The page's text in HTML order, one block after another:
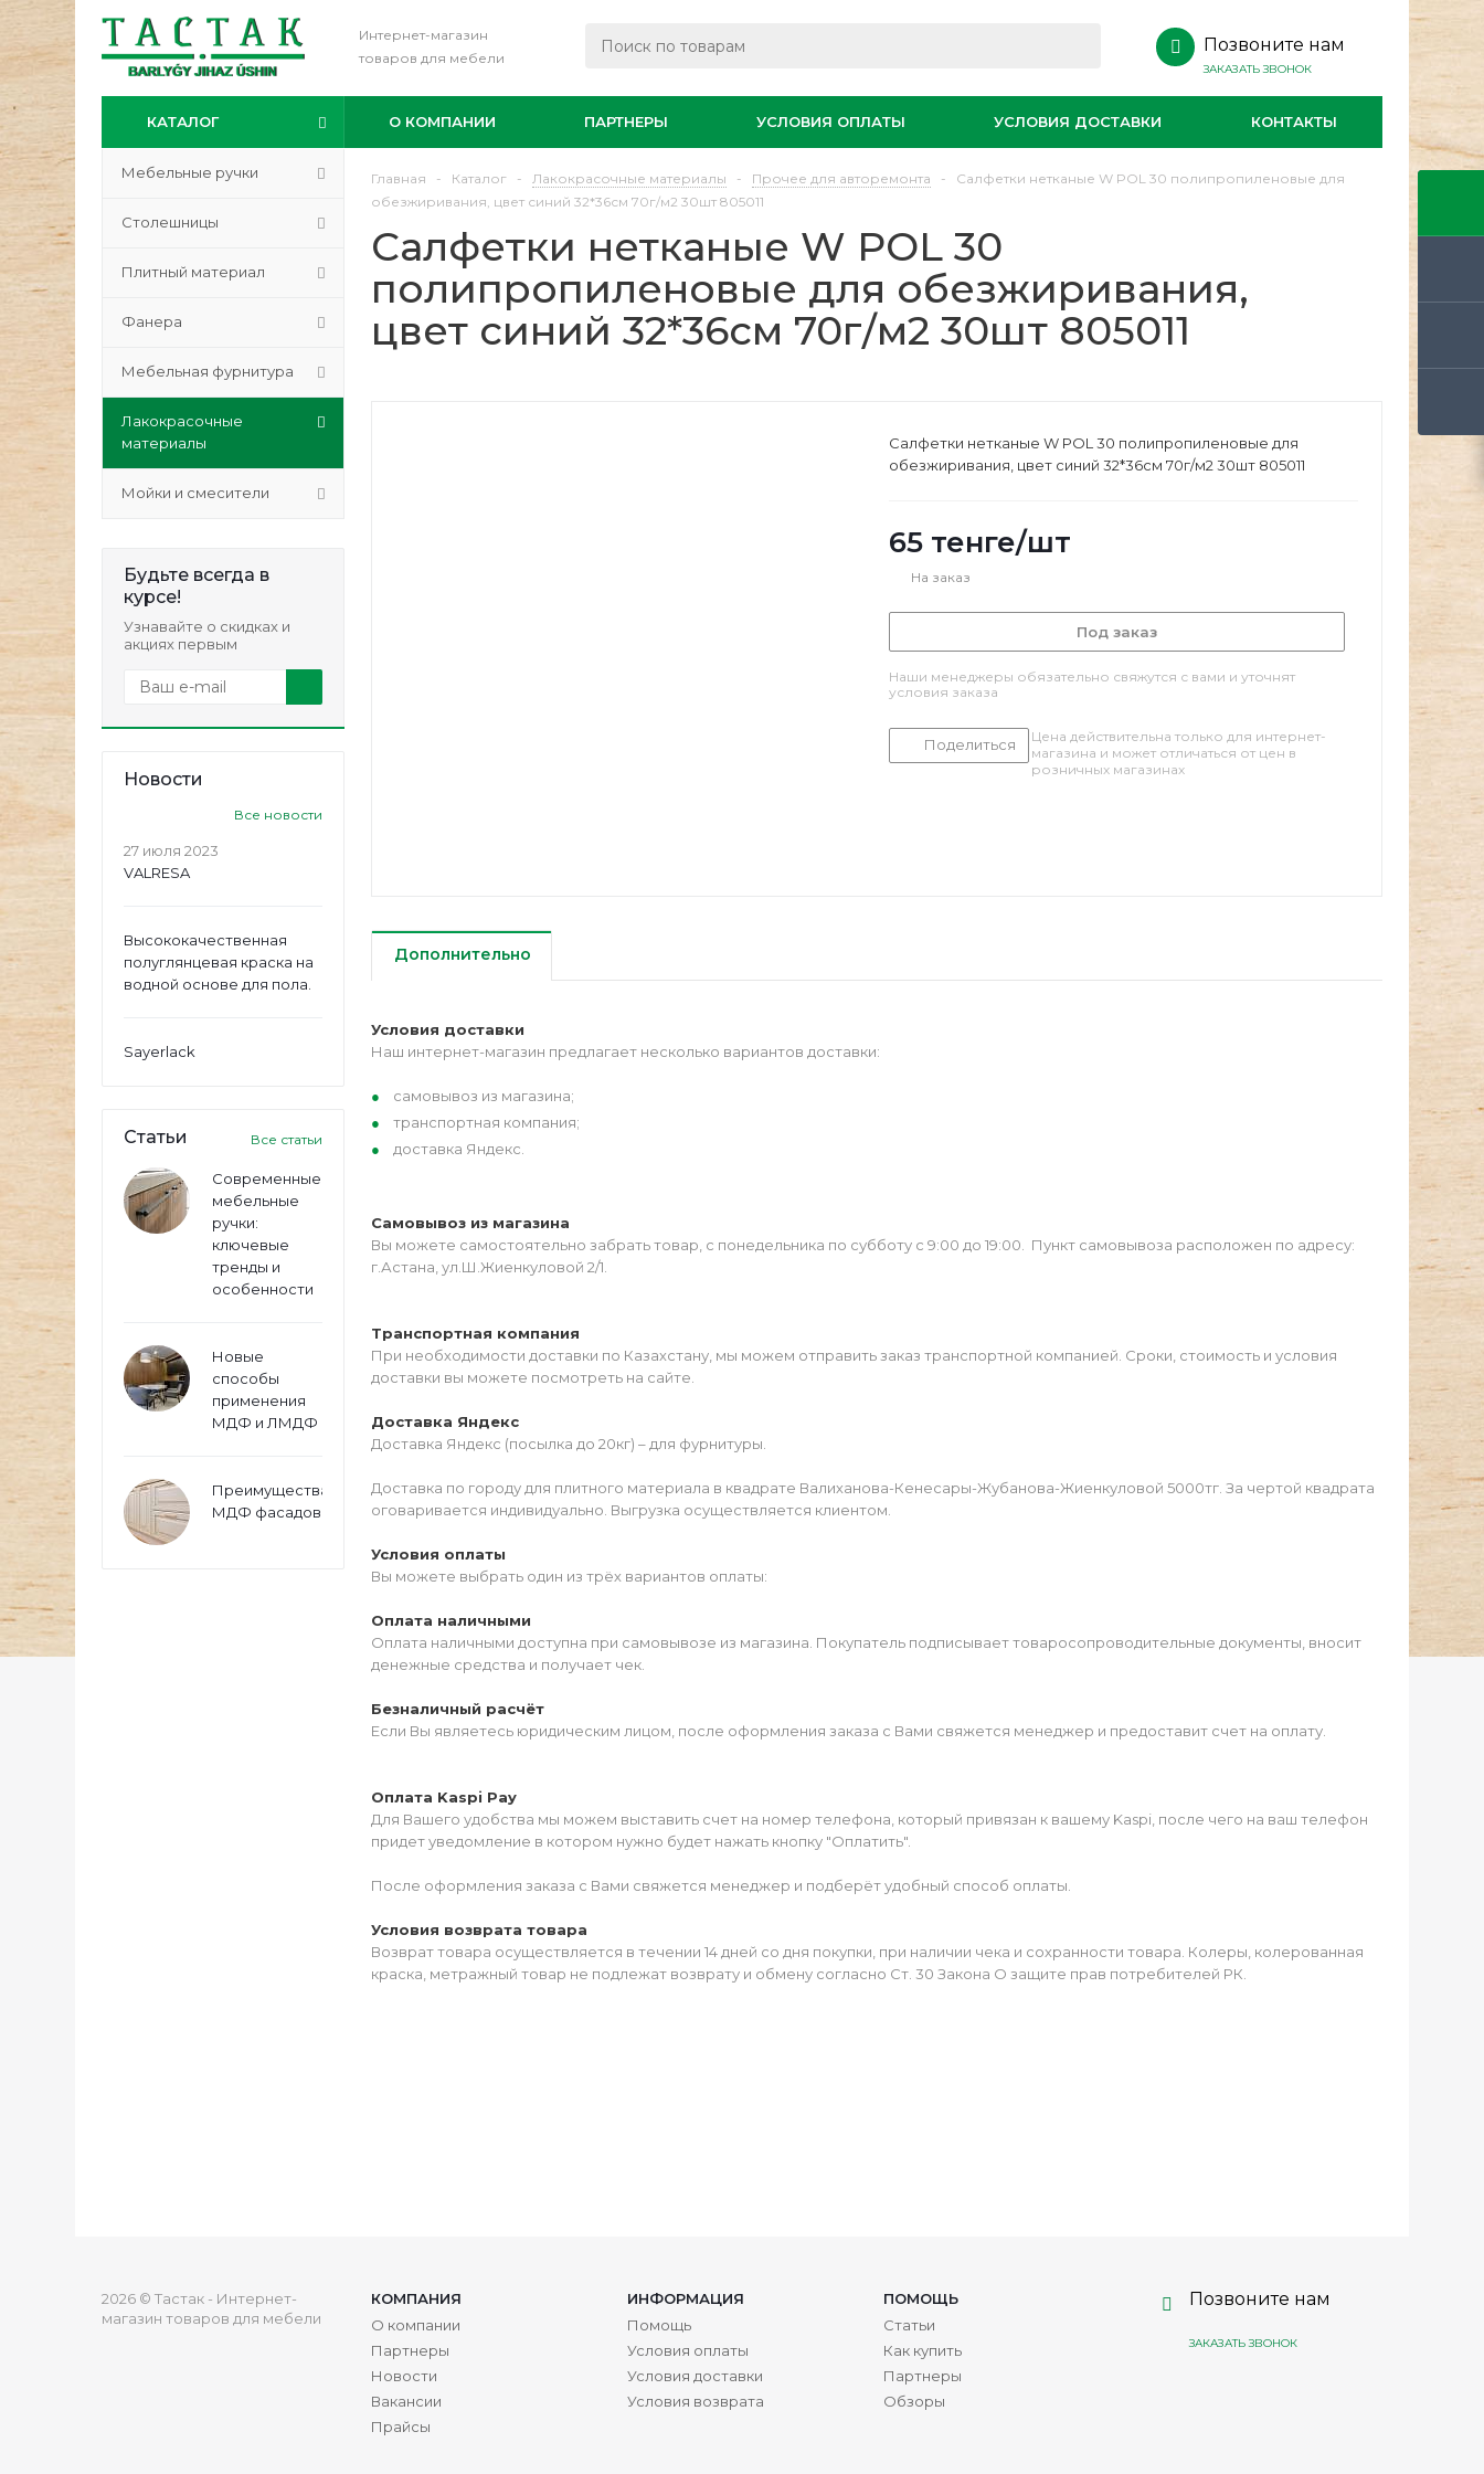
Интернет-магазин
товаров для мебели
Позвоните нам
ЗАКАЗАТЬ ЗВОНОК
КАТАЛОГ О КОМПАНИИ ПАРТНЕРЫ УСЛОВИЯ ОПЛАТЫ УСЛОВИЯ ДОСТАВКИ КОНТАКТЫ
Мебельные ручки
Столешницы
Плитный материал
Фанера
Мебельная фурнитура
Лакокрасочные
материалы
Мойки и смесители
Будьте всегда в
курсе!
Узнавайте о скидках и
акциях первым
Новости
Все новости
27 июля 2023
VALRESA
Высококачественная
полуглянцевая краска на
водной основе для пола.
Sayerlack
Статьи Все статьи
Современные
мебельные
ручки:
ключевые
тренды и
особенности
Новые
способы
применения
МДФ и ЛМДФ
Преимущества
МДФ фасадов
Главная - Каталог - Лакокрасочные материалы - Прочее для авторемонта -
Салфетки нетканые W POL 30 полипропиленовые для
обезжиривания, цвет синий 32*36см 70г/м2 30шт 805011
Салфетки нетканые W POL 30
полипропиленовые для обезжиривания,
цвет синий 32*36см 70г/м2 30шт 805011
Салфетки нетканые W POL 30 полипропиленовые для
обезжиривания, цвет синий 32*36см 70г/м2 30шт 805011
65 тенге/шт
На заказ
Под заказ
Наши менеджеры обязательно свяжутся с вами и уточнят
условия заказа
Поделиться
Цена действительна только для интернет-
магазина и может отличаться от цен в
розничных магазинах
Дополнительно
Условия доставки
Наш интернет-магазин предлагает несколько вариантов доставки:
самовывоз из магазина;
транспортная компания;
доставка Яндекс.
Самовывоз из магазина
Вы можете самостоятельно забрать товар, с понедельника по субботу с 9:00 до 19:00. Пункт самовывоза расположен по адресу:
г.Астана, ул.Ш.Жиенкуловой 2/1.
Транспортная компания
При необходимости доставки по Казахстану, мы можем отправить заказ транспортной компанией. Сроки, стоимость и условия
доставки вы можете посмотреть на сайте.
Доставка Яндекс
Доставка Яндекс (посылка до 20кг) – для фурнитуры.
Доставка по городу для плитного материала в квадрате Валиханова-Кенесары-Жубанова-Жиенкуловой 5000тг. За чертой квадрата
оговаривается индивидуально. Выгрузка осуществляется клиентом.
Условия оплаты
Вы можете выбрать один из трёх вариантов оплаты:
Оплата наличными
Оплата наличными доступна при самовывозе из магазина. Покупатель подписывает товаросопроводительные документы, вносит
денежные средства и получает чек.
Безналичный расчёт
Если Вы являетесь юридическим лицом, после оформления заказа с Вами свяжется менеджер и предоставит счет на оплату.
Оплата Kaspi Pay
Для Вашего удобства мы можем выставить счет на номер телефона, который привязан к вашему Kaspi, после чего на ваш телефон
придет уведомление в котором нужно будет нажать кнопку "Оплатить".
После оформления заказа с Вами свяжется менеджер и подберёт удобный способ оплаты.
Условия возврата товара
Возврат товара осуществляется в течении 14 дней со дня покупки, при наличии чека и сохранности товара. Колеры, колерованная
краска, метражный товар не подлежат возврату и обмену согласно Ст. 30 Закона О защите прав потребителей РК.
2026 © Тастак - Интернет-
магазин товаров для мебели
КОМПАНИЯ ИНФОРМАЦИЯ
ПОМОЩЬ
О компании
Партнеры
Новости
Вакансии
Прайсы
Помощь
Условия оплаты
Условия доставки
Условия возврата
Статьи
Как купить
Партнеры
Обзоры
Позвоните нам
ЗАКАЗАТЬ ЗВОНОК